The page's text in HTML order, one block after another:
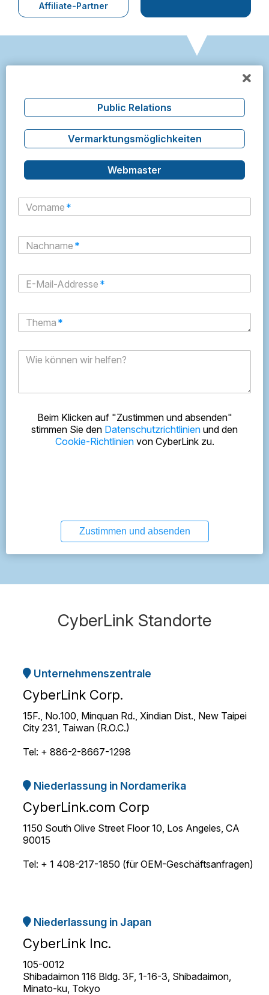
Affiliate-Partner
Public Relations
Vermarktungsmöglichkeiten
Webmaster
Vorname *
Nachname *
E-Mail-Addresse *
Thema *
Wie können wir helfen?
Beim Klicken auf "Zustimmen und absenden"
stimmen Sie den Datenschutzrichtlinien und den
Cookie-Richtlinienvon CyberLink zu.
Zustimmen und absenden
CyberLink Standorte
Unternehmenszentrale
CyberLink Corp.
15F., No.100, Minquan Rd., Xindian Dist., New Taipei
City 231, Taiwan (R.O.C.)
Tel: + 886-2-8667-1298
Niederlassung in Nordamerika
CyberLink.com Corp
1150 South Olive Street Floor 10, Los Angeles, CA
90015
Tel: + 1 408-217-1850 (für OEM-Geschäftsanfragen)
Niederlassung in Japan
CyberLink Inc.
105-0012
Shibadaimon 116 Bldg. 3F, 1-16-3, Shibadaimon,
Minato-ku, Tokyo